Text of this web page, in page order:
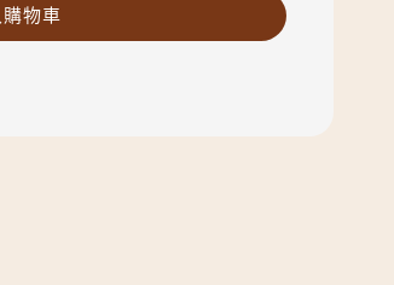
物車